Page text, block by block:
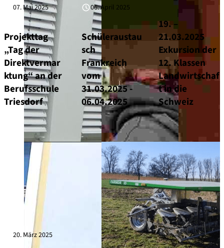
07. Mai 2025
Projekttag
„Tag der
Direktvermar
ktung“ an der
Berufsschule
Triesdorf
06. April 2025
Schüleraustau
sch
Frankreich
vom
31.03.2025 -
06.04.2025
19. –
21.03.2025
Exkursion der
12. Klassen
Landwirtschaf
t in die
Schweiz
20. März 2025